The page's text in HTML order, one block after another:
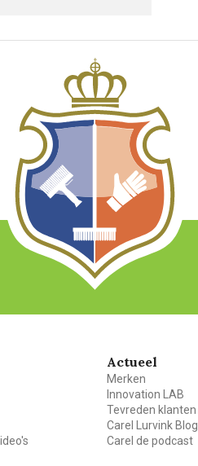
Actueel
Merken
Innovation LAB
Tevreden klanten
Carel Lurvink Blog
Carel de podcast